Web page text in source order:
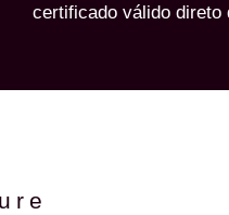
certificado válido direto